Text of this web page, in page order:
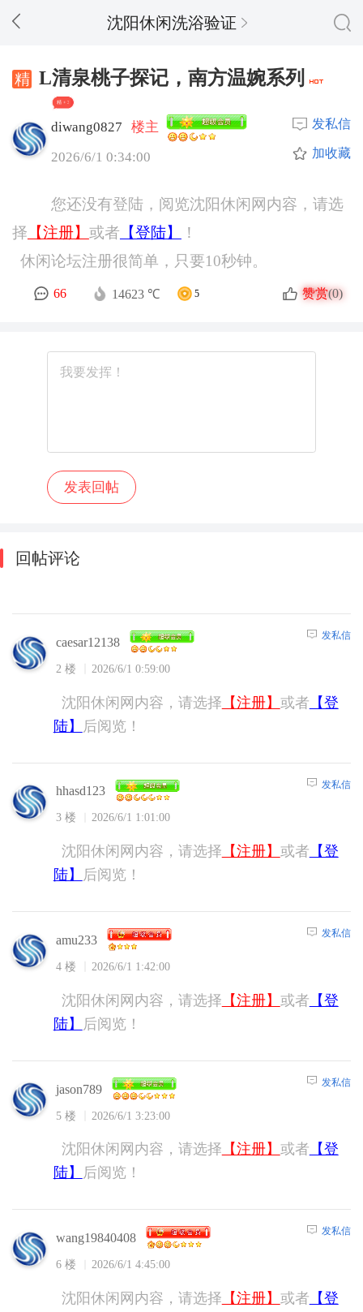
沈阳休闲洗浴验证
L清泉桃子探记，南方温婉系列
精 + 3
diwang0827
楼主
2026/6/1 0:34:00
发私信
加收藏
您还没有登陆，阅览沈阳休闲网内容，请选
择 【注册】 或者 【登陆】
！
休闲论坛注册很简单，只要10秒钟。
66 14623 ℃ 5 赞赏(0)
回帖评论
caesar12138
2 楼 2026/6/1 0:59:00
发私信
沈阳休闲网内容，请选择 【注册】 或者 【登
陆】
后阅览！
hhasd123
3 楼 2026/6/1 1:01:00
发私信
沈阳休闲网内容，请选择 【注册】 或者 【登
陆】
后阅览！
amu233
4 楼 2026/6/1 1:42:00
发私信
沈阳休闲网内容，请选择 【注册】 或者 【登
陆】
后阅览！
jason789
5 楼 2026/6/1 3:23:00
发私信
沈阳休闲网内容，请选择 【注册】 或者 【登
陆】
后阅览！
wang19840408
6 楼 2026/6/1 4:45:00
发私信
沈阳休闲网内容，请选择 【注册】 或者 【登